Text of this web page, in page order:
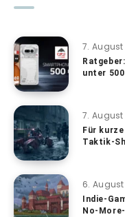
7. August
unter
7. August
Für
Taktik-
6.
Indie-
No-